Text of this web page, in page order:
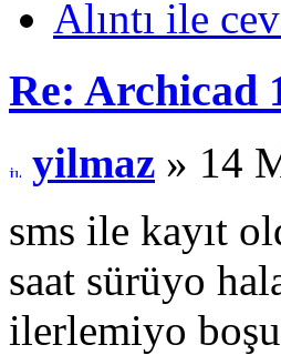
Alıntı ile
Re: Archicad
yilmaz » 14
sms ile kayıt
saat sürüyo
ilerlemiyo